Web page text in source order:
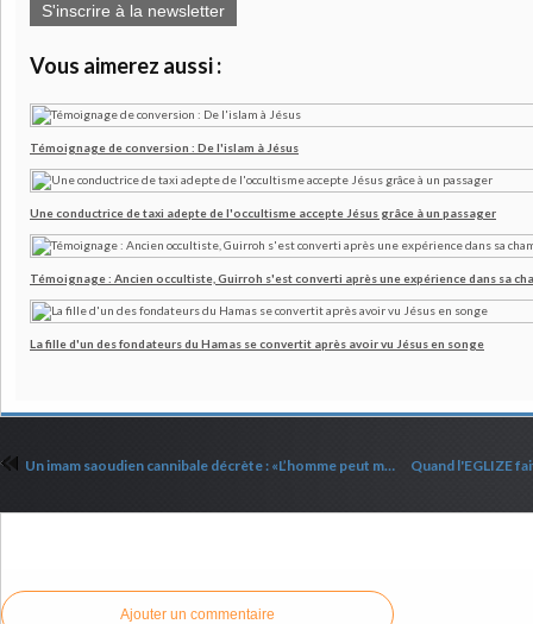
S'inscrire à la newsletter
Vous aimerez aussi :
Témoignage de conversion : De l'islam à Jésus
Une conductrice de taxi adepte de l'occultisme accepte Jésus grâce à un passager
Témoignage : Ancien occultiste, Guirroh s'est converti après une expérience dans sa
La fille d'un des fondateurs du Hamas se convertit après avoir vu Jésus en songe
Un imam saoudien cannibale décrète : «L’homme peut manger sa femme en cas de faim»
Ajouter un commentaire